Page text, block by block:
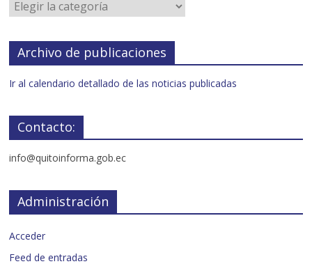
Archivo de publicaciones
Ir al calendario detallado de las noticias publicadas
Contacto:
info@quitoinforma.gob.ec
Administración
Acceder
Feed de entradas